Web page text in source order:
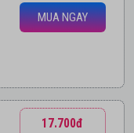
MUA NGAY
17.700đ